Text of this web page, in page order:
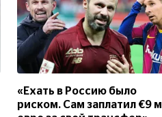
«Ехать в Россию было
риском. Сам заплатил €9